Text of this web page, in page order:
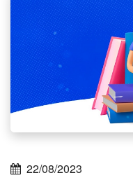
22/08/2023